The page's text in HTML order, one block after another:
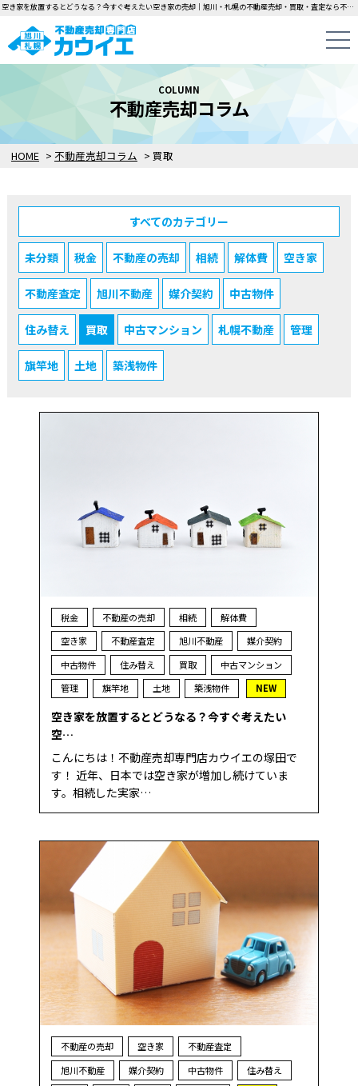
空き家を放置するとどうなる？今すぐ考えたい空き家の売却｜旭川・札幌の不動産売却・買取・査定なら不動産売却専門店カウイエにお任せください！中古一戸建て・マンション・土地の即日無料査定・即金買取を行っています！
HOME > 不動産売却コラム > 買取
COLUMN
不動産売却コラム
すべてのカテゴリー
未分類 税金 不動産の売却 相続 解体費 空き家
不動産査定 旭川不動産 媒介契約 中古物件
住み替え 買取 中古マンション 札幌不動産 管理
旗竿地 土地 築浅物件
税金 不動産の売却 相続
解体費
空き家
不動産査定 旭川不動産
媒介契約
中古物件
住み替え 買取
中古マンション
管理
旗竿地 土地 築浅物件 NEW
空き家を放置するとどうなる？今すぐ考えたい
空…
こんにちは！不動産売却専門店カウイエの塚田で
す！ 近年、日本では空き家が増加し続けていま
す。相続した実家…
不動産の売却 空き家
不動産査定
旭川不動産
媒介契約 中古物件
住み替え